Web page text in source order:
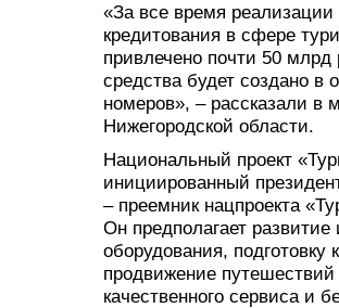
«За все время
кредитования в сфере
привлечено почти 50
средства будет создано
номеров», – рассказали в
Нижегородской области.
Национальный проект
инициированный
– преемник нацпроекта
Он предполагает
оборудования,
продвижение
качественного сервиса и